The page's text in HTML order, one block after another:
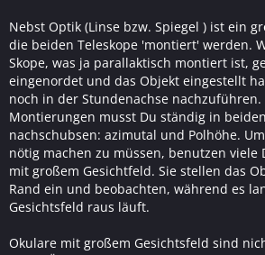
Nebst Optik (Linse bzw. Spiegel ) ist ein
die beiden Teleskope 'montiert' werden.
Skope, was ja parallaktisch montiert ist,
eingenordet und das Objekt eingestellt
noch in der Stundenachse
Montierungen musst Du ständig in
nachschubsen: azimutal und Polhöhe.
nötig machen zu müssen, benutzen viele
mit großem Gesichtfeld. Sie stellen das
Rand ein und beobachten, während es
Gesichtsfeld raus läuft.
Okulare mit großem Gesichtsfeld sind